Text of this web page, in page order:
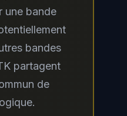
une bande
bandes
partagent
de